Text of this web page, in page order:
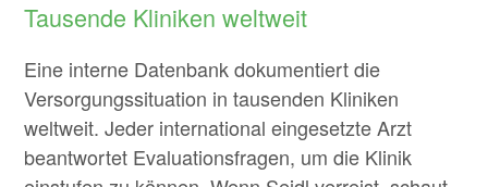
Tausende Kliniken weltweit
Eine interne Datenbank dokumentiert die
Versorgungssituation in tausenden Kliniken
weltweit. Jeder international eingesetzte Arzt
beantwortet Evaluationsfragen, um die Klinik